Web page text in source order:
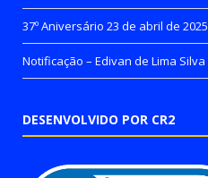
37º Aniversário 23 de abril de 2025
Notificação – Edivan de Lima Silva
DESENVOLVIDO POR CR2